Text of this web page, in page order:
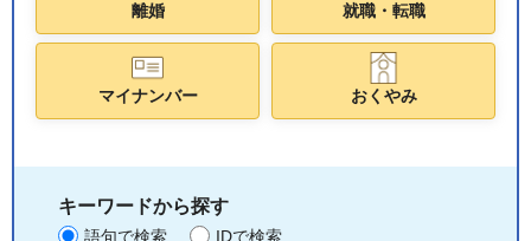
離婚 就職・転職
マイナンバー おくやみ
キーワードから探す
語句で検索 IDで検索